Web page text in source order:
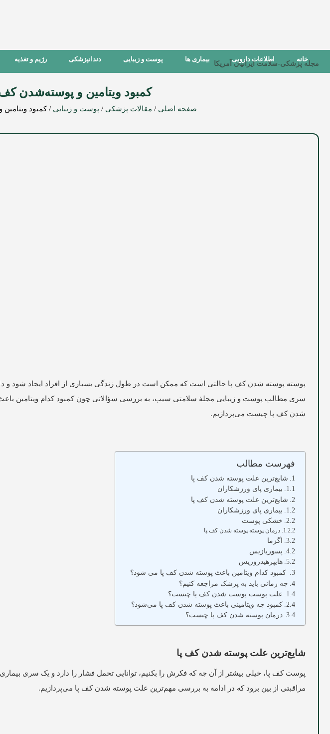
مجله پزشکی-سلامت ایرانیان آمریکا
خانه اطلاعات دارویی بیماری ها پوست و زیبایی دندانپزشکی رژیم و تغذیه
کمبود ویتامین و پوسته‌شدن کف
صفحه اصلی / مقالات پزشکی / پوست و زیبایی /کمبود
پوسته پوسته شدن کف پا حالتی است که ممکن است در طول زندگی بسیاری از افراد ایجاد شود و
سری مطالب پوست و زیبایی مجلۀ سلامتی سیب، به بررسی سؤالاتی چون کمبود کدام ویتامین
شدن کف پا چیست می‌پردازیم.
فهرست مطالب
شایع‌ترین علت پوسته شدن کف پا
بیماری پای ورزشکاران
شایع‌ترین علت پوسته شدن کف پا
بیماری پای ورزشکاران
خشکی پوست
درمان پوسته پوسته شدن کف پا
اگزما
پسوریازیس
هایپرهیدروزیس
کمبود کدام ویتامین باعث پوسته شدن کف پا می ‌شود؟
چه زمانی باید به پزشک مراجعه کنیم؟
علت پوست پوست شدن کف پا چیست؟
کمبود چه ویتامینی باعث پوسته شدن کف پا می‌شود؟
درمان پوسته شدن کف پا چیست؟
شایع‌ترین علت پوسته شدن کف پا
پوست کف پا، خیلی بیشتر از آن چه که فکرش را بکنیم، توانایی تحمل فشار را دارد و یک سری
مراقبتی از بین برود که در ادامه به بررسی مهم‌ترین علت پوسته شدن کف پا می‌پردازیم.